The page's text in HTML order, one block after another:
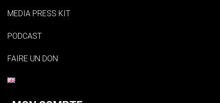
MEDIA PRESS KIT
PODCAST
FAIRE UN DON